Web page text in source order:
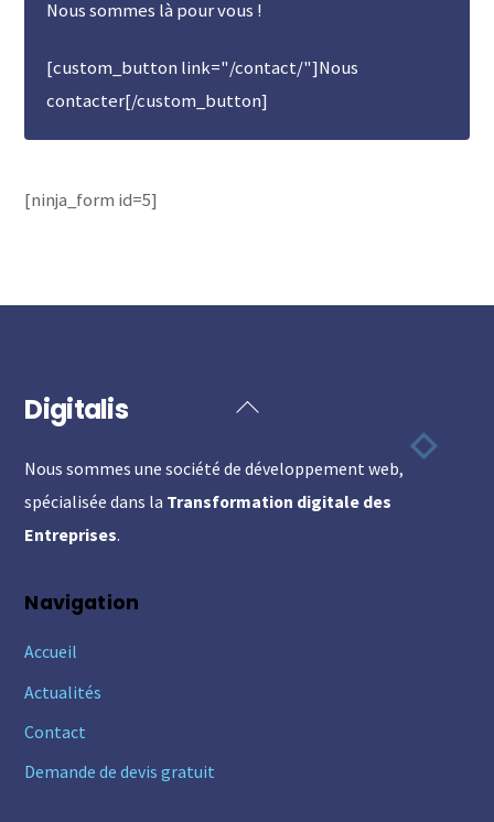
Nous sommes là pour vous !
[custom_button link="/contact/"]Nous
contacter[/custom_button]
[ninja_form id=5]
Back
Top
Digitalis
Nous sommes une société de développement web,
spécialisée dans la Transformation digitale des
Entreprises.
Navigation
Accueil
Actualités
Contact
Demande de devis gratuit